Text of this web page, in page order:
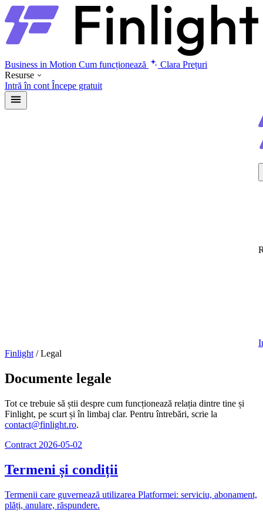
Business in Motion Cum funcționează Clara Prețuri
Resurse
Intră în cont Începe gratuit
Finlight / Legal
Documente legale
Tot ce trebuie să știi despre cum funcționează relația dintre tine și
Finlight, pe scurt și în limbaj clar. Pentru întrebări, scrie la
contact@finlight.ro.
Contract 2026-05-02
Termeni și condiții
Termenii care guvernează utilizarea Platformei: serviciu, abonament,
plăți, anulare, răspundere.